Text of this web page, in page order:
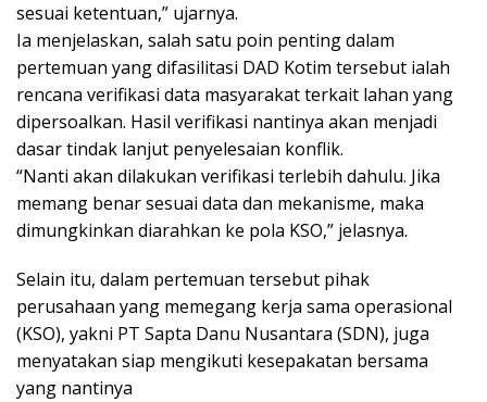
sesuai ketentuan,” ujarnya.
Ia menjelaskan, salah satu poin penting dalam
pertemuan yang difasilitasi DAD Kotim tersebut ialah
rencana verifikasi data masyarakat terkait lahan yang
dipersoalkan. Hasil verifikasi nantinya akan menjadi
dasar tindak lanjut penyelesaian konflik.
“Nanti akan dilakukan verifikasi terlebih dahulu. Jika
memang benar sesuai data dan mekanisme, maka
dimungkinkan diarahkan ke pola KSO,” jelasnya.
Selain itu, dalam pertemuan tersebut pihak
perusahaan yang memegang kerja sama operasional
(KSO), yakni PT Sapta Danu Nusantara (SDN), juga
menyatakan siap mengikuti kesepakatan bersama
yang nantinya